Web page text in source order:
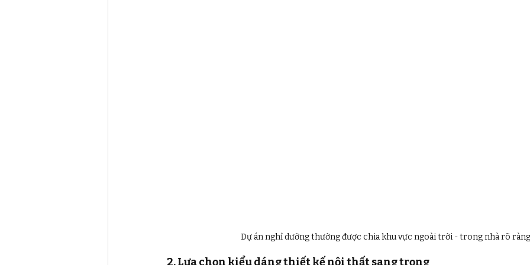
Dự án nghỉ dưỡng thường được chia khu vực ngoài trời - trong nhà rõ ràng
2. Lựa chọn kiểu dáng thiết kế nội thất sang trọng